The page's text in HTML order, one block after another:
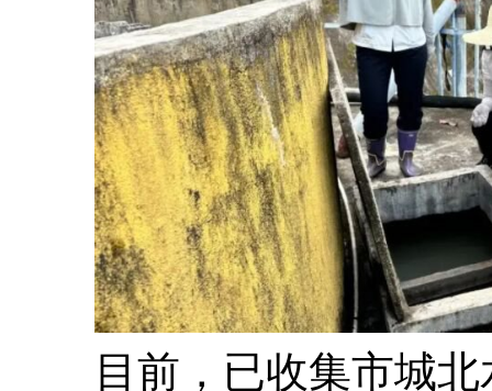
目前，已收集市城北